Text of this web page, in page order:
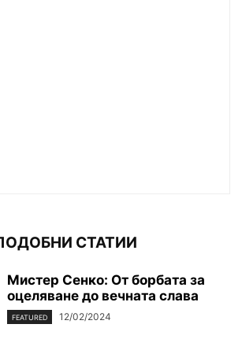
СТАТИИ
Мистер Сенко: От борбата за
оцеляване до вечната слава
FEATURED 12/02/2024